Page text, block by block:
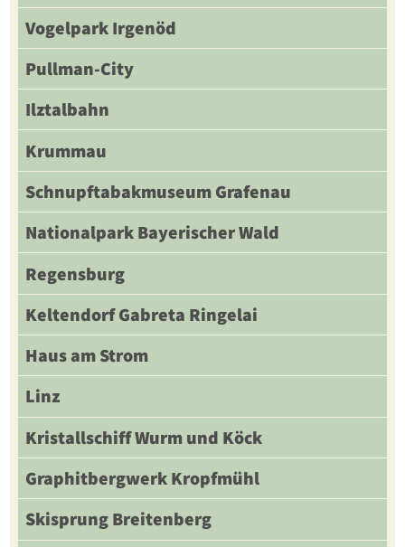
Vogelpark Irgenöd
Pullman-City
Ilztalbahn
Krummau
Schnupftabakmuseum Grafenau
Nationalpark Bayerischer Wald
Regensburg
Keltendorf Gabreta Ringelai
Haus am Strom
Linz
Kristallschiff Wurm und Köck
Graphitbergwerk Kropfmühl
Skisprung Breitenberg